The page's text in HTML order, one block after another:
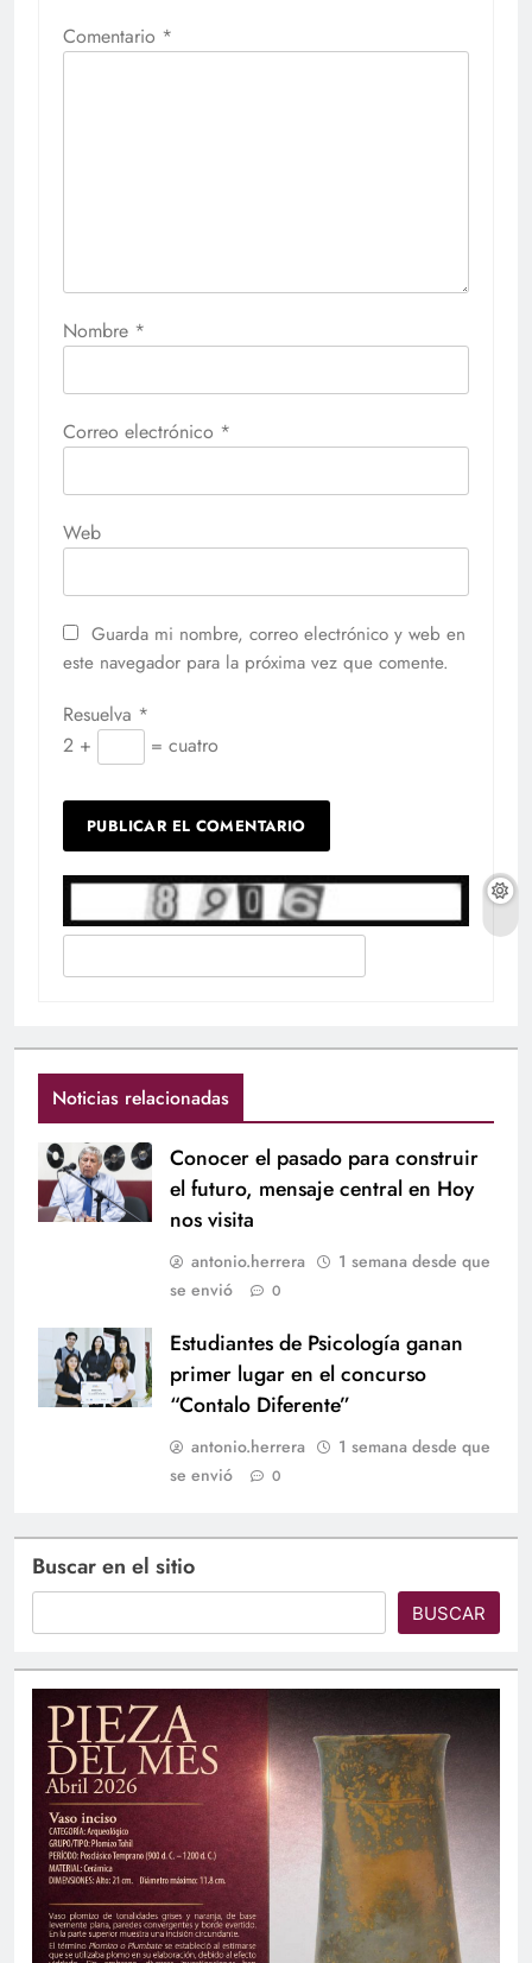
Comentario *
Nombre *
Correo electrónico *
Web
Guarda mi nombre, correo electrónico y web en
este navegador para la próxima vez que comente.
Resuelva *
2 +
= cuatro
Noticias relacionadas
Conocer el pasado para construir
el futuro, mensaje central en Hoy
nos visita
antonio.herrera
1 semana desde que
se envió
0
Estudiantes de Psicología ganan
primer lugar en el concurso
“Contalo Diferente”
antonio.herrera
1 semana desde que
se envió
0
Buscar en el sitio
BUSCAR